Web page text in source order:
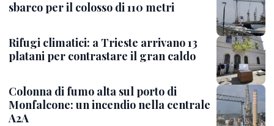
sbarco per il colosso di 110 metri
Rifugi climatici: a Trieste arrivano 13
platani per contrastare il gran caldo
Colonna di fumo alta sul porto di
Monfalcone: un incendio nella centrale
A2A